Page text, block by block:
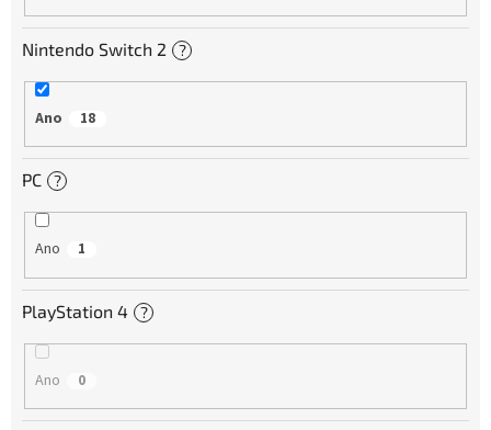
Nintendo Switch 2 ?
Ano 18
PC ?
Ano 1
PlayStation 4 ?
Ano 0